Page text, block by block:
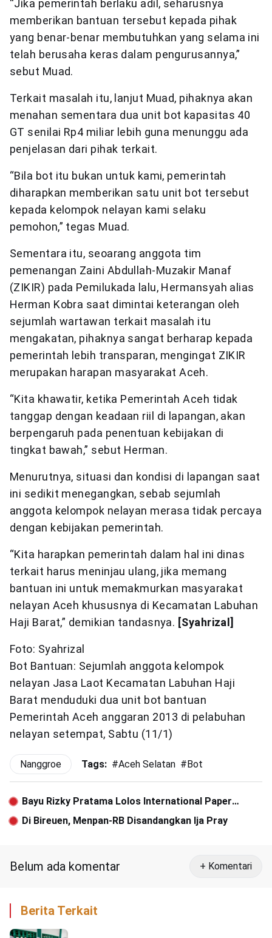
“Jika pemerintah berlaku adil, seharusnya
memberikan bantuan tersebut kepada pihak
yang benar-benar membutuhkan yang selama ini
telah berusaha keras dalam pengurusannya,”
sebut Muad.
Terkait masalah itu, lanjut Muad, pihaknya akan
menahan sementara dua unit bot kapasitas 40
GT senilai Rp4 miliar lebih guna menunggu ada
penjelasan dari pihak terkait.
“Bila bot itu bukan untuk kami, pemerintah
diharapkan memberikan satu unit bot tersebut
kepada kelompok nelayan kami selaku
pemohon,” tegas Muad.
Sementara itu, seoarang anggota tim
pemenangan Zaini Abdullah-Muzakir Manaf
(ZIKIR) pada Pemilukada lalu, Hermansyah alias
Herman Kobra saat dimintai keterangan oleh
sejumlah wartawan terkait masalah itu
mengakatan, pihaknya sangat berharap kepada
pemerintah lebih transparan, mengingat ZIKIR
merupakan harapan masyarakat Aceh.
“Kita khawatir, ketika Pemerintah Aceh tidak
tanggap dengan keadaan riil di lapangan, akan
berpengaruh pada penentuan kebijakan di
tingkat bawah,” sebut Herman.
Menurutnya, situasi dan kondisi di lapangan saat
ini sedikit menegangkan, sebab sejumlah
anggota kelompok nelayan merasa tidak percaya
dengan kebijakan pemerintah.
“Kita harapkan pemerintah dalam hal ini dinas
terkait harus meninjau ulang, jika memang
bantuan ini untuk memakmurkan masyarakat
nelayan Aceh khususnya di Kecamatan Labuhan
Haji Barat,” demikian tandasnya. [Syahrizal]
Foto: Syahrizal
Bot Bantuan: Sejumlah anggota kelompok
nelayan Jasa Laot Kecamatan Labuhan Haji
Barat menduduki dua unit bot bantuan
Pemerintah Aceh anggaran 2013 di pelabuhan
nelayan setempat, Sabtu (11/1)
Nanggroe Tags: #Aceh Selatan #Bot
Bayu Rizky Pratama Lolos International Paper
Presentation di Tokyo
Di Bireuen, Menpan-RB Disandangkan Ija Pray
Belum ada komentar + Komentari
Berita Terkait